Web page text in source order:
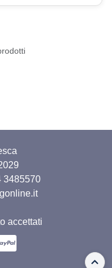
3485570
accettati